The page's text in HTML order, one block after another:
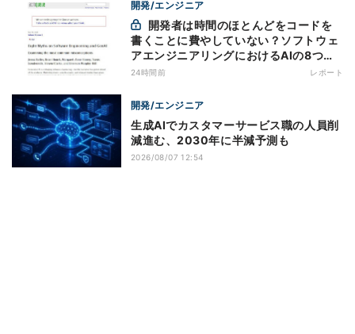
開発/エンジニア
書くことに費やしていない？ソフトウェ
アエンジニアリングにおけるAIの8つの
神話への賛否
24時間前 レポート
開発/エンジニア
生成AIでカスタマーサービス職の人員削
減進む、2030年に半減予測も
2026/08/07 12:54